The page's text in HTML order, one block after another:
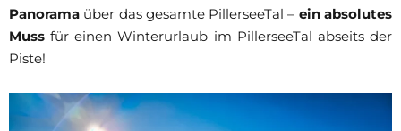
Panorama über das gesamte PillerseeTal – ein absolutes
Muss für einen Winterurlaub im PillerseeTal abseits der
Piste!